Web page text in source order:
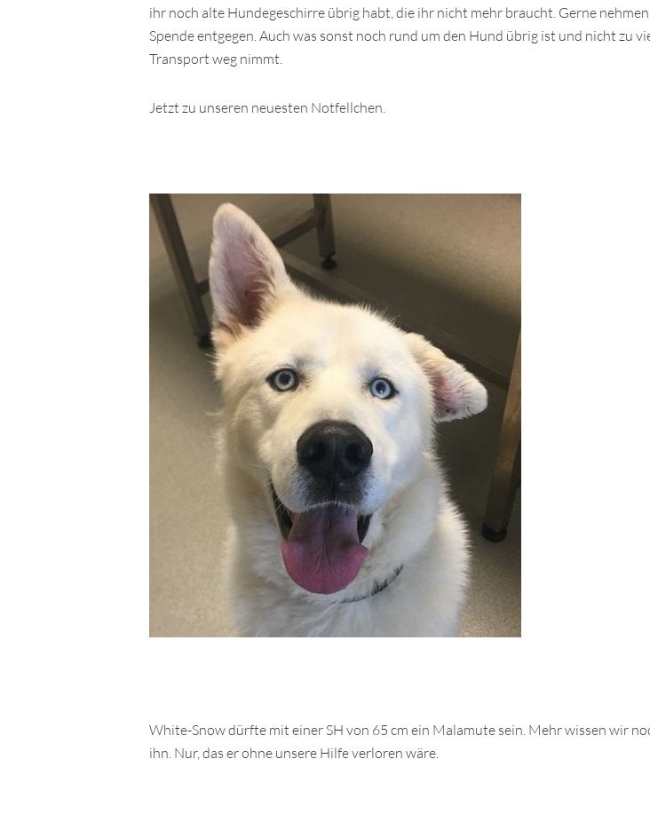
ihr noch alte Hundegeschirre übrig habt, die ihr nicht mehr braucht. Gerne
Spende entgegen. Auch was sonst noch rund um den Hund übrig ist und nicht zu
Transport weg nimmt.
Jetzt zu unseren neuesten Notfellchen.
White-Snow dürfte mit einer SH von 65 cm ein Malamute sein. Mehr wissen wir
ihn. Nur, das er ohne unsere Hilfe verloren wäre.